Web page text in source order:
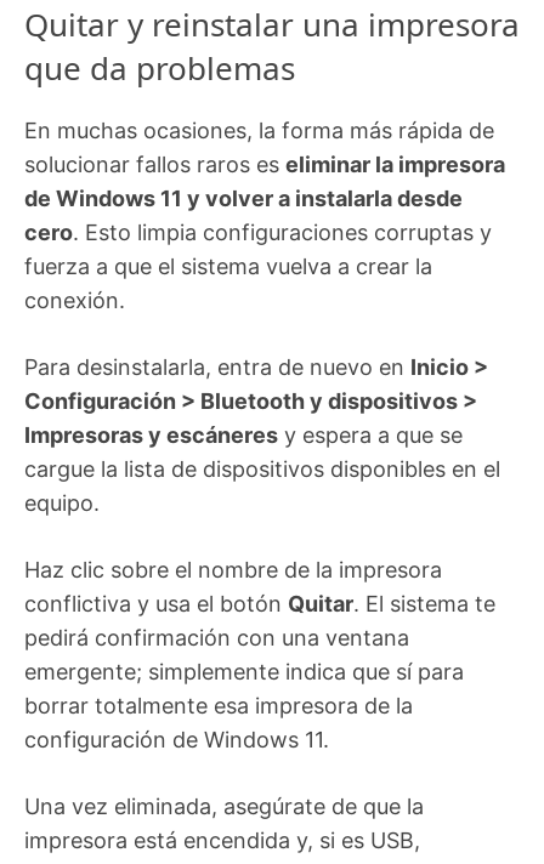
Quitar y reinstalar una impresora
que da problemas
En muchas ocasiones, la forma más rápida de
solucionar fallos raros es eliminar la impresora
de Windows 11 y volver a instalarla desde
cero. Esto limpia configuraciones corruptas y
fuerza a que el sistema vuelva a crear la
conexión.
Para desinstalarla, entra de nuevo en Inicio >
Configuración > Bluetooth y dispositivos >
Impresoras y escáneres y espera a que se
cargue la lista de dispositivos disponibles en el
equipo.
Haz clic sobre el nombre de la impresora
conflictiva y usa el botón Quitar. El sistema te
pedirá confirmación con una ventana
emergente; simplemente indica que sí para
borrar totalmente esa impresora de la
configuración de Windows 11.
Una vez eliminada, asegúrate de que la
impresora está encendida y, si es USB,